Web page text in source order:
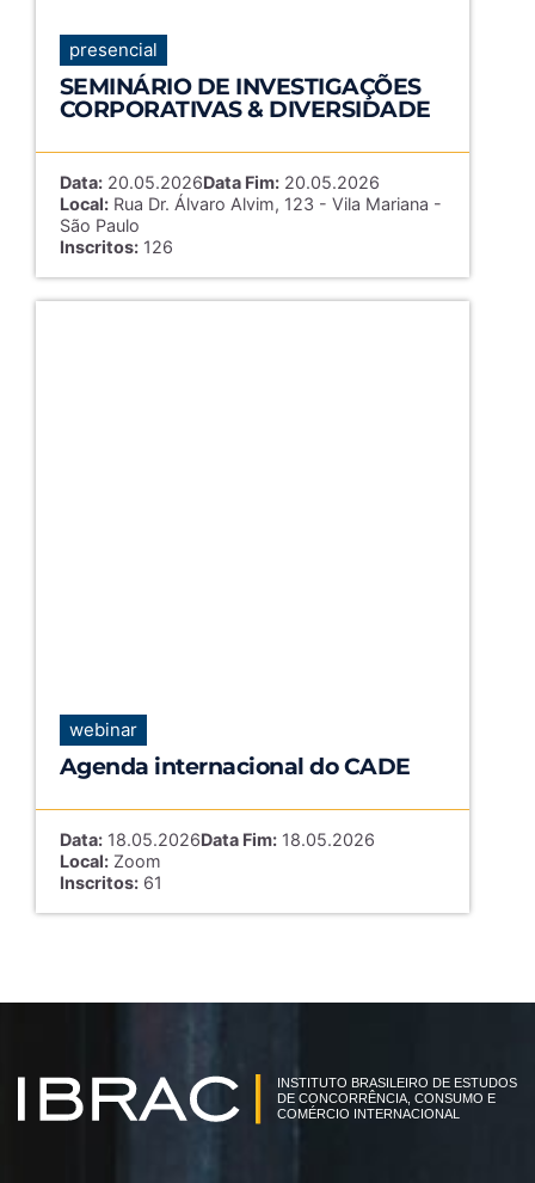
presencial
SEMINÁRIO DE INVESTIGAÇÕES
CORPORATIVAS & DIVERSIDADE
Data:20.05.2026Data Fim:20.05.2026
Local:Rua Dr. Álvaro Alvim, 123 - Vila Mariana -
São Paulo
Inscritos:126
webinar
Agenda internacional do CADE
Data:18.05.2026Data Fim:18.05.2026
Local:Zoom
Inscritos:61